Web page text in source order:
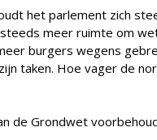
het parlement zich
meer ruimte om
burgers wegens
taken. Hoe vager de
de Grondwet